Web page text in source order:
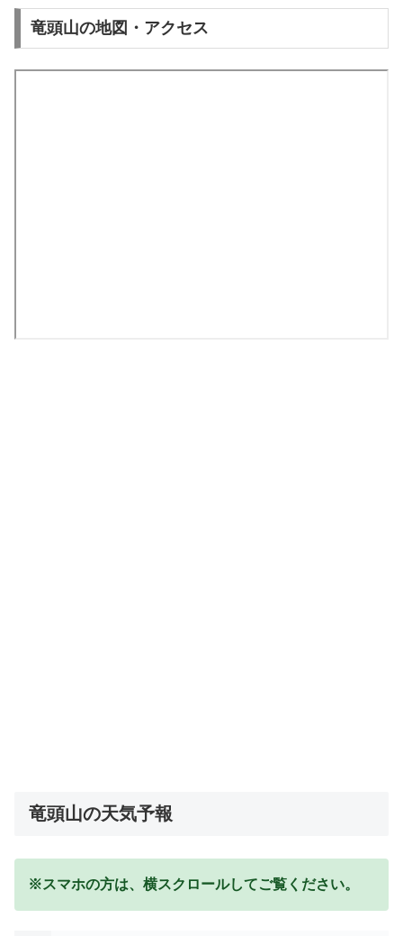
竜頭山の地図・アクセス
竜頭山の天気予報
※スマホの方は、横スクロールしてご覧ください。